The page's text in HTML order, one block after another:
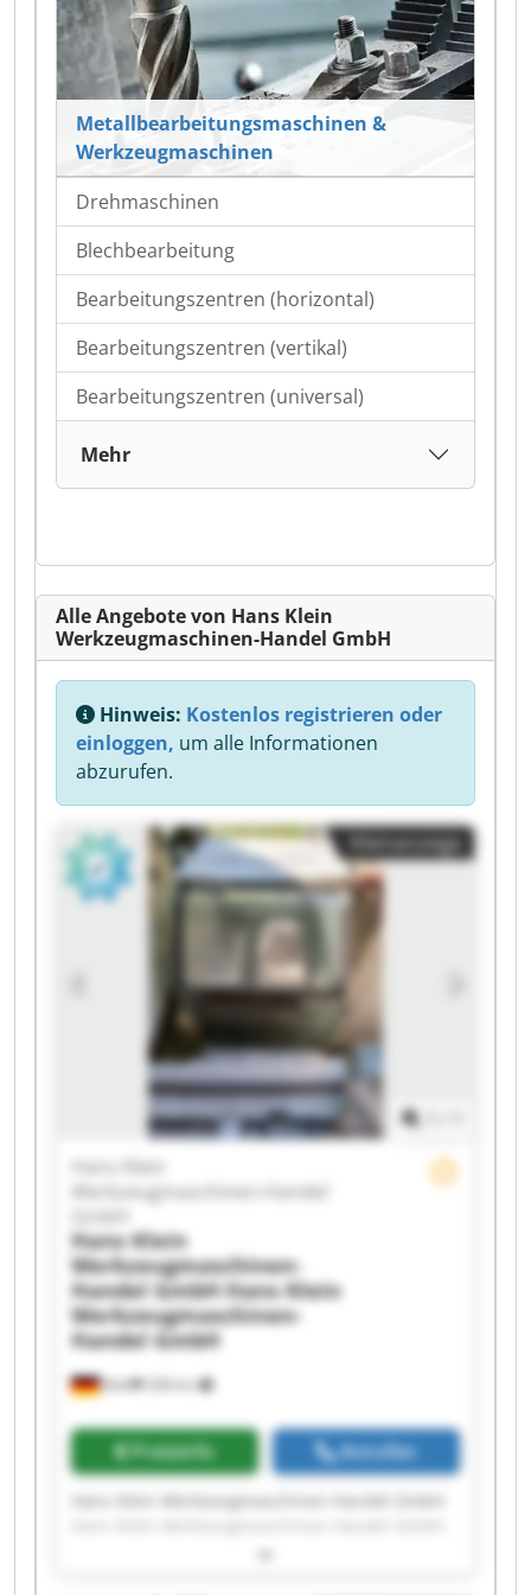
Metallbearbeitungsmaschinen &
Werkzeugmaschinen
Drehmaschinen
Blechbearbeitung
Bearbeitungszentren (horizontal)
Bearbeitungszentren (vertikal)
Bearbeitungszentren (universal)
Mehr
Alle Angebote von Hans Klein
Werkzeugmaschinen-Handel GmbH
Hinweis: Kostenlos registrieren oder
einloggen, um alle Informationen
abzurufen.
Kleinanzeige
Bühl 208 km
Hans Klein
Werkzeugmaschinen-Handel
Hans Klein
Werkzeugmaschinen-
Handel GmbHHans Klein
Werkzeugmaschinen-
Handel GmbH
Preisinfo Anrufen
Hans Klein Werkzeugmaschinen-Handel GmbH
Hans Klein Werkzeugmaschinen-Handel GmbH